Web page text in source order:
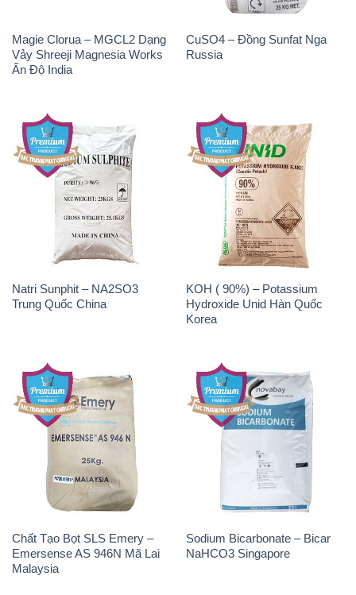
Magie Clorua – MGCL2 Dạng
Vảy Shreeji Magnesia Works
Ấn Độ India
CuSO4 – Đồng Sunfat Nga
Russia
Natri Sunphit – NA2SO3
Trung Quốc China
KOH ( 90%) – Potassium
Hydroxide Unid Hàn Quốc
Korea
Chất Tạo Bọt SLS Emery –
Emersense AS 946N Mã Lai
Malaysia
Sodium Bicarbonate – Bicar
NaHCO3 Singapore